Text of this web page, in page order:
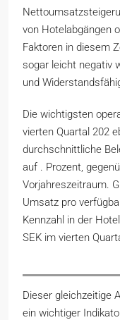
von Hotelabgängen
Faktoren in diesem
sogar leicht negativ
und
Die wichtigsten
vierten Quartal 202
durchschnittliche
auf . Prozent,
Vorjahreszeitraum.
Umsatz pro
Kennzahl in der
SEK im vierten
Dieser gleichzeitige
ein wichtiger